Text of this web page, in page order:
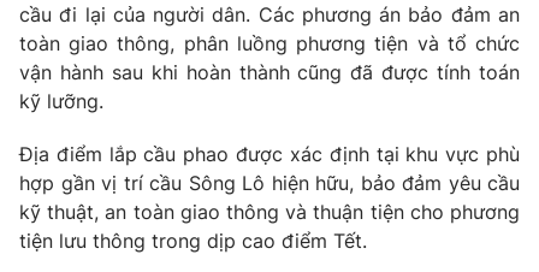
Video Shorts video
VTV Money
VTV Sức khoẻ Bất động sản
Thị trường 24h Tấm lòng Việt
cầu đi lại của người dân. Các phương án bảo đảm an
toàn giao thông, phân luồng phương tiện và tổ chức
vận hành sau khi hoàn thành cũng đã được tính toán
kỹ lưỡng.
Địa điểm lắp cầu phao được xác định tại khu vực phù
hợp gần vị trí cầu Sông Lô hiện hữu, bảo đảm yêu cầu
kỹ thuật, an toàn giao thông và thuận tiện cho phương
tiện lưu thông trong dịp cao điểm Tết.